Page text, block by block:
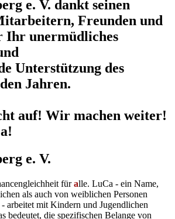
e. V. dankt seinen
Freunden und
Ihr unermüdliches
Unterstützung des
Jahren.
auf! Wir machen weiter!
e. V.
füralle. LuCa - ein Name,
als auch von weiblichen Personen
arbeitet mit Kindern und Jugendlichen
bedeutet, die spezifischen Belange von